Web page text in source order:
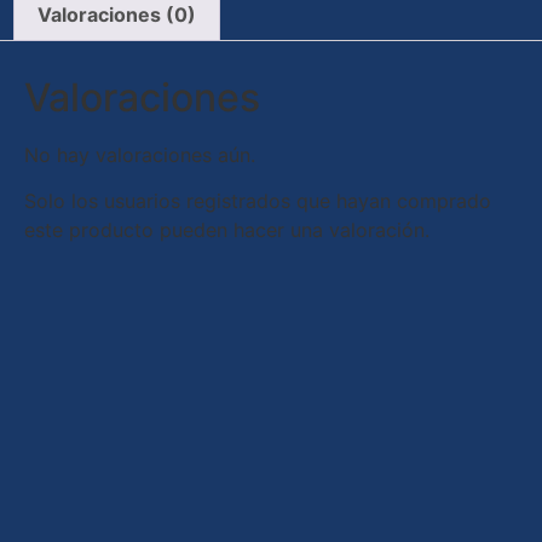
Valoraciones (0)
Valoraciones
No hay valoraciones aún.
Solo los usuarios registrados que hayan comprado
este producto pueden hacer una valoración.